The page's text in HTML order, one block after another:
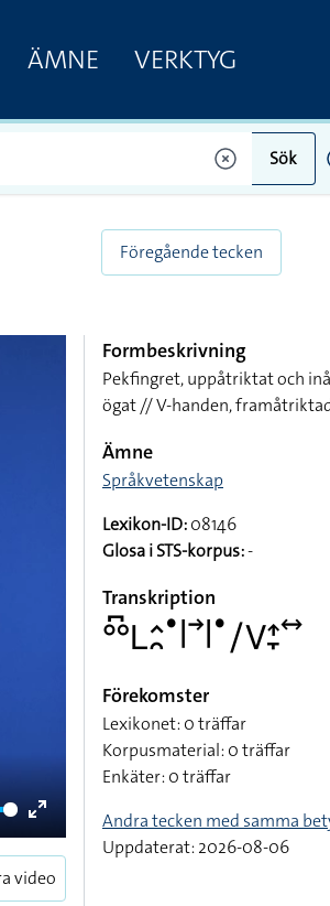
ÄMNE VERKTYG
Sök
Föregående tecken
Enter
fullscreen
video
Formbeskrivning
Pekfingret, uppåtriktat och
ögat // V-handen,
Ämne
Språkvetenskap
Lexikon-ID:08146
Glosa i STS-korpus:-
Transkription
􌤄􌥚􌥈􌤵􌥘􌤟􌥼􌥣􌥼􌤟􌥠􌤭􌤴􌥙􌥤
Förekomster
Lexikonet: 0 träffar
Korpusmaterial: 0 träffar
Enkäter: 0 träffar
Andra tecken med samma
Uppdaterat: 2026-08-06